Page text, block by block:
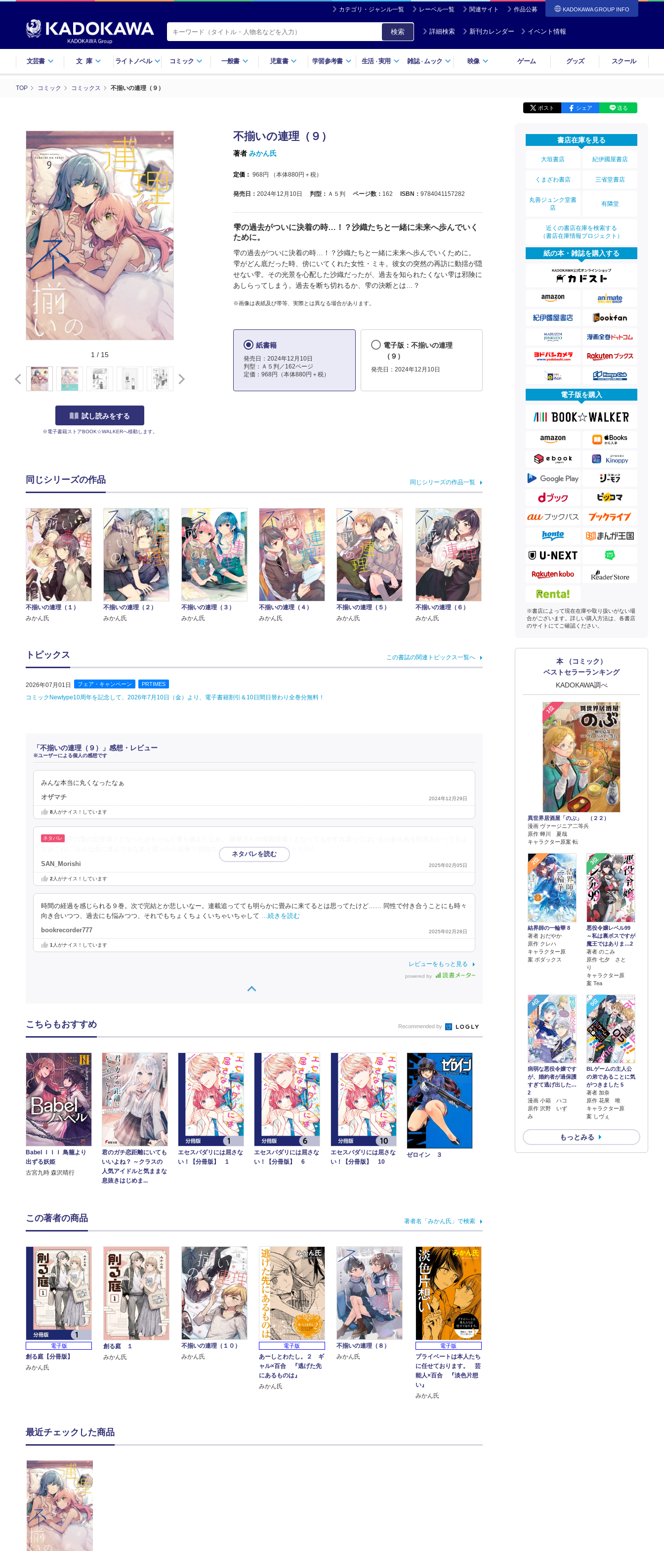
カテゴリ・ジャンル一覧 レーベル一覧 関連サイト 作品公募 KADOKAWA GROUP INFO
検索 詳細検索 新刊カレンダー イベント情報
文芸書 文庫 ライトノベル コミック 一般書 児童書 学習参考書 生活・実用 雑誌・ ムック 映像 ゲーム グッズ スクール
TOP コミック コミックス 不揃いの連理（９）
ポスト シェア 送る
1 / 15
試し読みをする
※電子書籍ストアBOOK☆WALKERへ移動します。
不揃いの連理（９）
著者 みかん氏
定価： 968円 （本体880円＋税）
発売日： 2024年12月10日 判型： Ａ５判 ページ数： 162 ISBN： 9784041157282
雫の過去がついに決着の時…！？沙織たちと一緒に未来へ歩んでいく
ために。
雫の過去がついに決着の時…！？沙織たちと一緒に未来へ歩んでいくために。
雫がどん底だった時、傍にいてくれた女性・ミキ。彼女の突然の再訪に動揺が隠
せない雫。その光景を心配した沙織だったが、過去を知られたくない雫は邪険に
あしらってしまう。過去を断ち切れるか、雫の決断とは…？
※画像は表紙及び帯等、実際とは異なる場合があります。
紙書籍
発売日：2024年12月10日
判型：Ａ５判／162ページ
定価：968円（本体880円＋税）
電子版：不揃いの連理
（９）
発売日：2024年12月10日
同じシリーズの作品 同じシリーズの作品一覧
不揃いの連理（１）
みかん氏
不揃いの連理（２）
みかん氏
不揃いの連理（３）
みかん氏
不揃いの連理（４）
みかん氏
不揃いの連理（５）
みかん氏
不揃いの連理（６）
みかん氏
トピックス この書誌の関連トピックス一覧へ
2026年07月01日 フェア・キャンペーン PRTIMES
コミックNewtype10周年を記念して、2026年7月10日（金）より、電子書籍割引＆10日間日替わり全巻分無料！
「不揃いの連理（９）」感想・レビュー
※ユーザーによる個人の感想です
みんな本当に丸くなったなぁ
オザマチ 2024年12月29日
8人がナイス！しています
なあこれ。 みんな先に進んでるなあと思ったら次巻で完結のようだ と、なると先 …続きを読む
SAN_Morishi 2025年02月05日
2 人がナイス！しています
時間の経過を感じられる９巻。次で完結とか悲しいなー。連載追ってても明らかに畳みに来てるとは思ってたけど…… 同性で付き合うことにも時々
向き合いつつ、過去にも悩みつつ、それでもちょくちょくいちゃいちゃして …続きを読む
bookrecorder777 2025年02月28日
1人がナイス！しています
レビューをもっと見る
powered by
書店在庫を見る
大垣書店 紀伊國屋書店
くまざわ書店 三省堂書店
丸善ジュンク堂書
店
有隣堂
近くの書店在庫を検索する
（書店在庫情報プロジェクト）
紙の本・雑誌を購入する
電子版を購入
※書店によって現在在庫や取り扱いがない場
合がございます。詳しい購入方法は、各書店
のサイトにてご確認ください。
本 （コミック）
ベストセラーランキング
KADOKAWA調べ
1位
異世界居酒屋「のぶ」 （２２）
漫画 ヴァージニア二等兵
原作 蝉川 夏哉
キャラクター原案 転
2位
結界師の一輪華 8
著者 おだやか
原作 クレハ
キャラクター原
案 ボダックス
3位
悪役令嬢レベル99
～私は裏ボスですが
魔王ではありま…2
著者 のこみ
原作 七夕 さと
り
キャラクター原
案 Tea
4位
病弱な悪役令嬢です
が、婚約者が過保護
すぎて逃げ出した…
2
漫画 小箱 ハコ
原作 沢野 いず
み
5位
BLゲームの主人公
の弟であることに気
がつきました 5
著者 加奈
原作 花果 唯
キャラクター原
案 しヴぇ
もっとみる
こちらもおすすめ Recommended by
Babel ＩＩＩ 鳥籠より
出ずる妖姫
古宮九時 森沢晴行
君のガチ恋距離にいても
いいよね？ ～クラスの
人気アイドルと気ままな
息抜きはじめま...
エセスパダリには屈さな
い！【分冊版】 1
エセスパダリには屈さな
い！【分冊版】 6
エセスパダリには屈さな
い！【分冊版】 10
ゼロイン ３
この著者の商品 著者名「みかん氏」で検索
電子版
創る庭【分冊版】
みかん氏
創る庭 １
みかん氏
不揃いの連理（１０）
みかん氏
電子版
あーしとわたし。２ ギ
ャル×百合 『逃げた先
にあるものは』
みかん氏
不揃いの連理（８）
みかん氏
電子版
プライベートは本人たち
に任せております。 芸
能人×百合 『淡色片想
い』
みかん氏
最近チェックした商品